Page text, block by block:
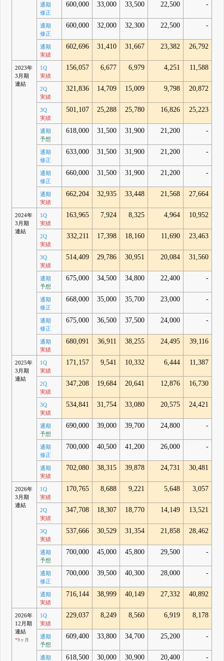
通期
修正
600,000 33,000 33,500 22,500 -
通期
修正
600,000 32,000 32,300 22,500 -
通期
実績
602,696 31,410 31,667 23,382 26,792
2023年
3月期
連結
1Q
実績
156,057 6,677 6,979 4,251 11,588
2Q
実績
321,836 14,709 15,009 9,798 20,872
3Q
実績
501,107 25,288 25,780 16,826 25,223
通期
予想
618,000 31,500 31,900 21,200 -
通期
修正
633,000 31,500 31,900 21,200 -
通期
修正
660,000 31,500 31,900 21,200 -
通期
実績
662,204 32,935 33,448 21,568 27,664
2024年
3月期
連結
1Q
実績
163,965 7,924 8,325 4,964 10,952
2Q
実績
332,211 17,398 18,160 11,690 23,463
3Q
実績
514,409 29,786 30,951 20,084 31,560
通期
予想
675,000 34,500 34,800 22,400 -
通期
修正
668,000 35,000 35,700 23,000 -
通期
修正
675,000 36,500 37,500 24,000 -
通期
実績
680,091 36,911 38,255 24,495 39,116
2025年
3月期
連結
1Q
実績
171,157 9,541 10,332 6,444 11,387
2Q
実績
347,208 19,684 20,641 12,876 16,730
3Q
実績
534,841 31,754 33,080 20,575 24,421
通期
予想
690,000 39,000 39,700 24,800 -
通期
修正
700,000 40,500 41,200 26,000 -
通期
実績
702,080 38,315 39,878 24,731 30,481
2026年
3月期
連結
1Q
実績
170,765 8,688 9,221 5,648 3,057
2Q
実績
347,708 18,307 18,770 14,149 13,521
3Q
実績
537,666 30,529 31,354 21,858 28,462
通期
予想
700,000 45,000 45,800 29,500 -
通期
修正
700,000 39,500 40,300 28,000 -
通期
実績
716,144 38,999 40,149 27,332 40,892
2026年
12月期
連結
*9ヶ月
1Q
実績
229,037 8,249 8,560 6,919 8,178
通期
予想
609,400 33,800 34,700 25,200 -
通期 618,500 30,000 30,900 20,400 -